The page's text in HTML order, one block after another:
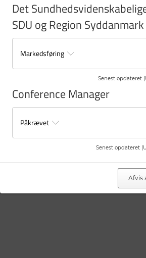
Kontakt arrangør Privatlivspolitik
Det
SDU og Region Syddanmark
Markedsføring
Senest opdateret
Conference Manager
Påkrævet
Senest opdateret
Afvis